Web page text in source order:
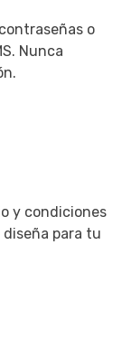
o
Nunca
y condiciones
para tu